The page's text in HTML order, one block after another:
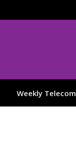
Weekly Telecom